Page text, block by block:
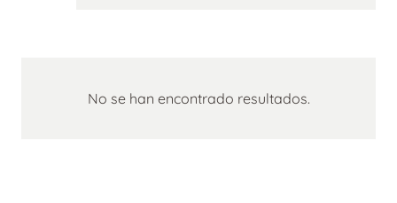
No se han encontrado resultados.